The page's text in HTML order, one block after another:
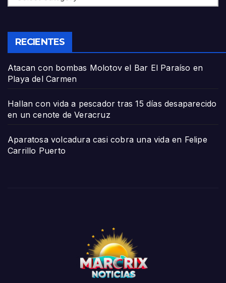
RECIENTES
Atacan con bombas Molotov el Bar El Paraíso en
Playa del Carmen
Hallan con vida a pescador tras 15 días desaparecido
en un cenote de Veracruz
Aparatosa volcadura casi cobra una vida en Felipe
Carrillo Puerto